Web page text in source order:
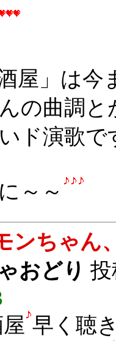
酒屋」は
の曲調
ド演歌で
～～
ンちゃん
おどり 投
早く聴